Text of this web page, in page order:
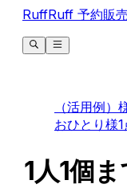
RuffRuff 予約販
（活用例）
おひとり様1
1人1個